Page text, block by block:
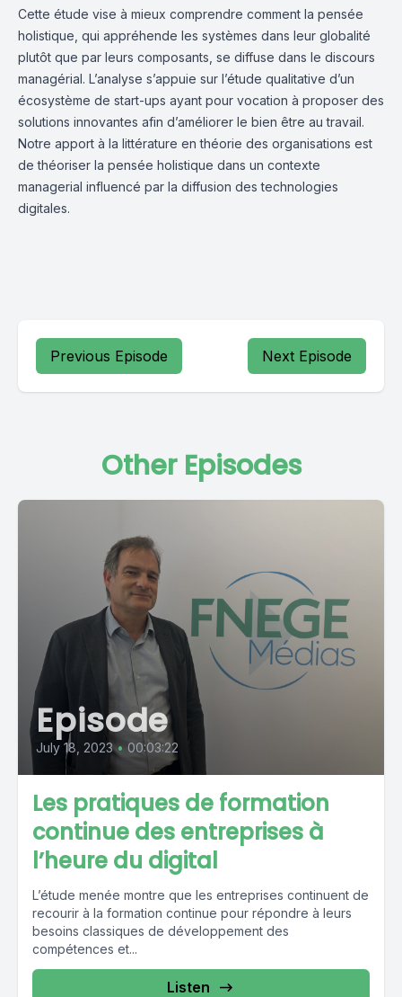
Cette étude vise à mieux comprendre comment la pensée
holistique, qui appréhende les systèmes dans leur globalité
plutôt que par leurs composants, se diffuse dans le discours
managérial. L’analyse s’appuie sur l’étude qualitative d’un
écosystème de start-ups ayant pour vocation à proposer des
solutions innovantes afin d’améliorer le bien être au travail.
Notre apport à la littérature en théorie des organisations est
de théoriser la pensée holistique dans un contexte
managerial influencé par la diffusion des technologies
digitales.
Previous Episode Next Episode
Other Episodes
Episode
July 18, 2023 • 00:03:22
Les pratiques de formation
continue des entreprises à
l’heure du digital
L’étude menée montre que les entreprises continuent de
recourir à la formation continue pour répondre à leurs
besoins classiques de développement des
compétences et...
Listen